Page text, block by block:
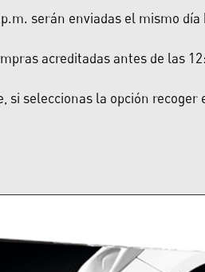
serán enviadas el mismo
acreditadas antes de las
seleccionas la opción recoger